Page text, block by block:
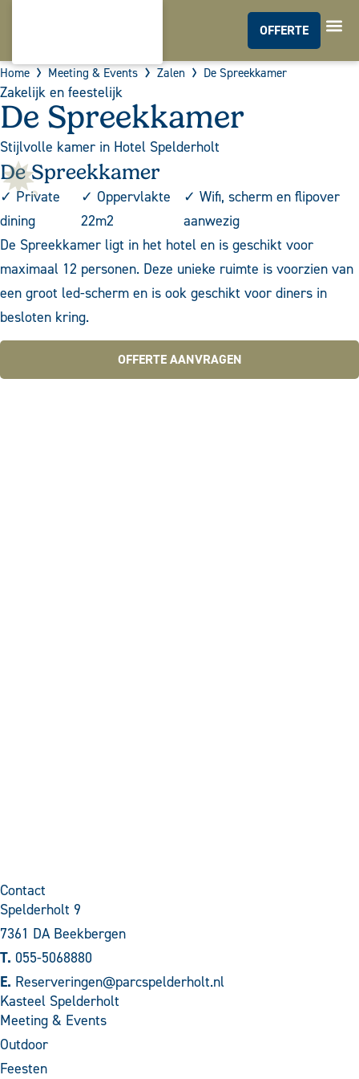
OFFERTE
Home Meeting & Events Zalen De Spreekkamer
Zakelijk en feestelijk
De Spreekkamer
Stijlvolle kamer in Hotel Spelderholt
De Spreekkamer
✓ Private
dining
✓ Oppervlakte
22m2
✓ Wifi, scherm en flipover
aanwezig
De Spreekkamer ligt in het hotel en is geschikt voor
maximaal 12 personen. Deze unieke ruimte is voorzien van
een groot led-scherm en is ook geschikt voor diners in
besloten kring.
OFFERTE AANVRAGEN
Contact
Spelderholt 9
7361 DA Beekbergen
T. 055-5068880
E. Reserveringen@parcspelderholt.nl
Kasteel Spelderholt
Meeting & Events
Outdoor
Feesten